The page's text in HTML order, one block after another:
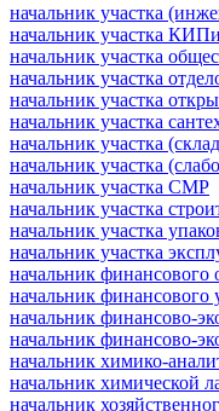
начальник участка
начальник участка
начальник участка
начальник участка
начальник участка
начальник участка
начальник участка
начальник участка
начальник участка СМР
начальник участка
начальник участка
начальник участка
начальник финансового
начальник финансового
начальник финансово-
начальник финансово-
начальник химико-
начальник химической
начальник